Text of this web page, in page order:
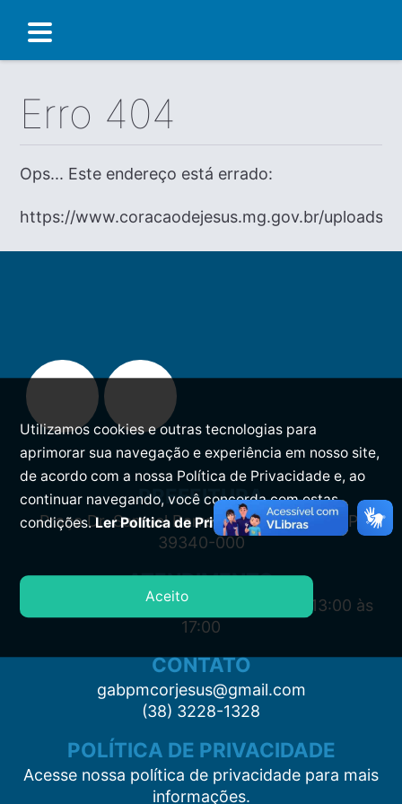
Erro 404
Ops... Este endereço está errado:
https://www.coracaodejesus.mg.gov.br/uploads/
PREFEITURA
Praça Dr. Samuel Barreto, s/n, Centro CEP:
39340-000
ATENDIMENTO
Segunda à Sexta: 7:00 às 11:00 e das 13:00 às
17:00
CONTATO
gabpmcorjesus@gmail.com
(38) 3228-1328
POLÍTICA DE PRIVACIDADE
Acesse nossa política de privacidade para mais
informações.
Utilizamos cookies e outras tecnologias para
aprimorar sua navegação e experiência em nosso site,
de acordo com a nossa Política de Privacidade e, ao
continuar navegando, você concorda com estas
condições.Ler Política de Privacidade.
Aceito